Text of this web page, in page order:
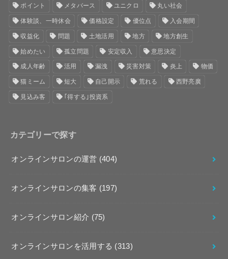
ポイント メタバース ユニクロ 丸い社会
体験談、一時休会 価格設定 優位点 入会期間
収益化 問題 土地活用 地方 地方創生
始めたい 孤立問題 安定収入 意思決定
成人年齢 活用 漏洩 災害対策 炎上 物価
猫ミーム 短大 自己開示 荒れる 西野亮廣
見込み客 ｢得する｣投資系
カテゴリーで探す
オンラインサロンの運営 (404)
オンラインサロンの集客 (197)
オンラインサロン紹介 (75)
オンラインサロンを活用する (313)